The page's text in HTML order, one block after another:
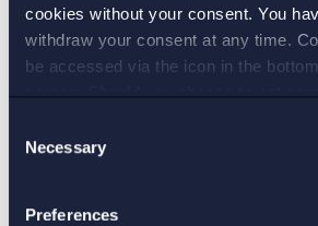
cookies without your consent. You
withdraw your consent at any time.
be accessed via the icon in the
screen. Should you choose to not
andprivacy policy
for more details
Selection
Necessary
Preferences
Välkommen att kontakta oss om
mer om någon särskild nyhet
tillämpning för just er